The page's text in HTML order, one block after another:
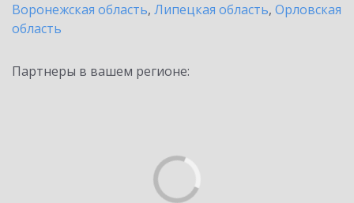
Воронежская область, Липецкая область, Орловская
область
Партнеры в вашем регионе: